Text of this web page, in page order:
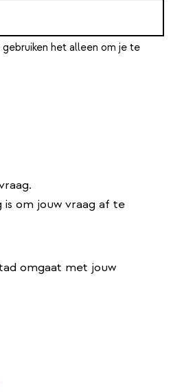
het alleen om je te
is om jouw vraag af te
omgaat met jouw